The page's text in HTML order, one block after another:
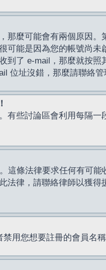
那麼可能會有兩個原因
可能是因為您的帳號尚
到了 e-mail，那麼就按
位址沒錯，那麼請聯絡管
有些討論區會利用每隔
這條法律要求任何有可
法律，請聯絡律師以獲
用您想要註冊的會員名